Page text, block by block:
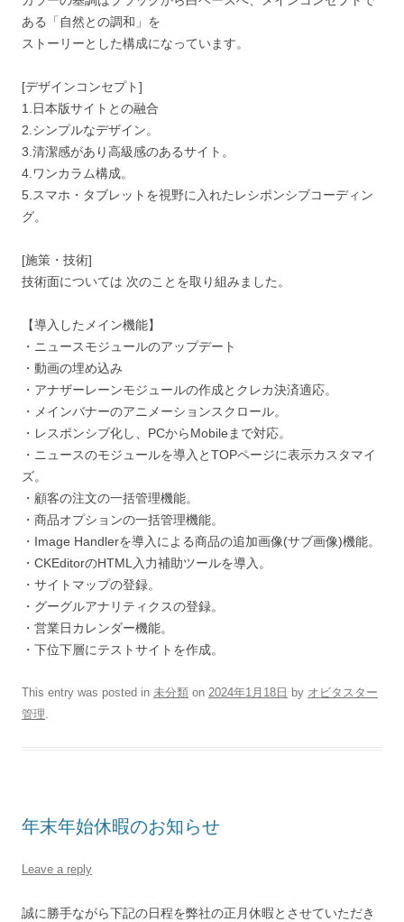
ある「自然との調和」を
ストーリーとした構成になっています。
[デザインコンセプト]
1.日本版サイトとの融合
2.シンプルなデザイン。
3.清潔感があり高級感のあるサイト。
4.ワンカラム構成。
5.スマホ・タブレットを視野に入れたレシポンシブコーディン
グ。
[施策・技術]
技術面については 次のことを取り組みました。
【導入したメイン機能】
・ニュースモジュールのアップデート
・動画の埋め込み
・アナザーレーンモジュールの作成とクレカ決済適応。
・メインバナーのアニメーションスクロール。
・レスポンシブ化し、PCからMobileまで対応。
・ニュースのモジュールを導入とTOPページに表示カスタマイ
ズ。
・顧客の注文の一括管理機能。
・商品オプションの一括管理機能。
・Image Handlerを導入による商品の追加画像(サブ画像)機能。
・CKEditorのHTML入力補助ツールを導入。
・サイトマップの登録。
・グーグルアナリティクスの登録。
・営業日カレンダー機能。
・下位下層にテストサイトを作成。
This entry was posted in 未分類 on 2024年1月18日 by オビタスター
管理.
年末年始休暇のお知らせ
Leave a reply
誠に勝手ながら下記の日程を弊社の正月休暇とさせていただき